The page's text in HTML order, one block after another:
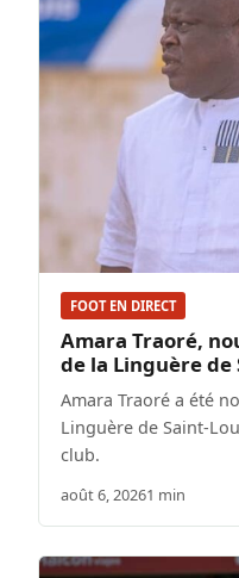
FOOT EN DIRECT
Amara Traoré,
de la Linguère de
Amara Traoré a été
Linguère de Saint-
club.
août 6, 20261 min